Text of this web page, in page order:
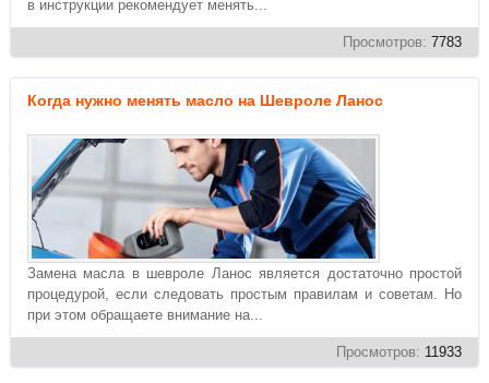
в инструкции рекомендует менять...
Просмотров: 7783
Когда нужно менять масло на Шевроле Ланос
Замена масла в шевроле Ланос является достаточно простой
процедурой, если следовать простым правилам и советам. Но
при этом обращаете внимание на...
Просмотров: 11933